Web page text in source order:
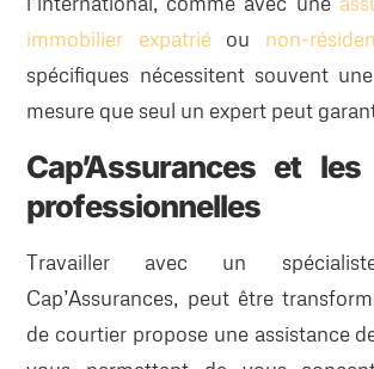
immobilier expatriéou non-
spécifiques nécessitent souvent
mesure que seul un expert peut
Cap’Assurances et
professionnelles
Travailler avec un
Cap’Assurances, peut être
de courtier propose une assistance